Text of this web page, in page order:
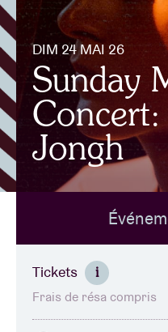
Actualités
Infos
AB ❤ you
Location de salles
BRDCST
ABtv
DIM 24 MAI 26
Sunday
Jongh
Tickets i
Frais de résa compris